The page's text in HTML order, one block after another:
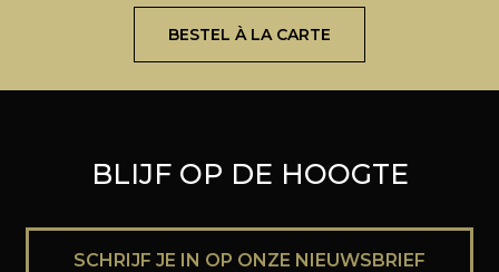
BESTEL À LA CARTE
BLIJF OP DE HOOGTE
SCHRIJF JE IN OP ONZE NIEUWSBRIEF